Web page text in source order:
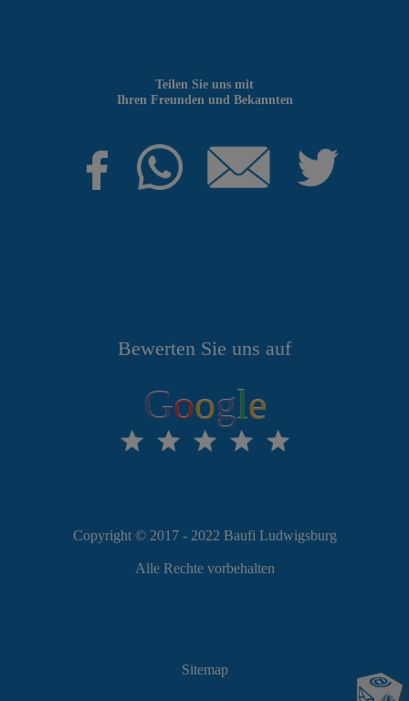
Bewerten Sie uns auf
Google
Teilen Sie uns mit
Ihren Freunden und Bekannten
Copyright © 2017 - 2022 Baufi Ludwigsburg
Alle Rechte vorbehalten
Sitemap